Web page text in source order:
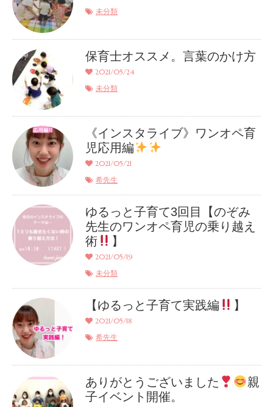
未分類
保育士オススメ。言葉のかけ方
2021/05/24
未分類
《インスタライブ》ワンオペ育
児応用編
2021/05/21
希先生
ゆるっと子育て3回目【のぞみ
先生のワンオペ育児の乗り越え
術
】
2021/05/19
未分類
【ゆるっと子育て実践編 】
2021/05/18
希先生
ありがとうございました
親
子イベント開催。